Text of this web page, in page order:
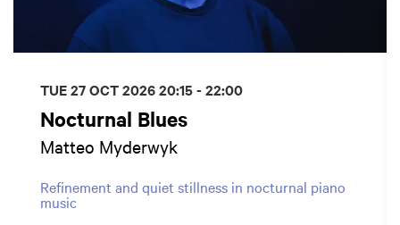
Nocturnal Blues
Matteo Myderwyk
Refinement and quiet stillness in nocturnal piano
music
TUE 27 OCT 202620:15 - 22:00